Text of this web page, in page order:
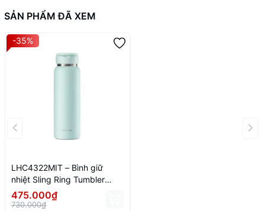
SẢN PHẨM ĐÃ XEM
-35%
LHC4322MIT – Bình giữ
nhiệt Sling Ring Tumbler
800ml
475.000₫
730.000₫